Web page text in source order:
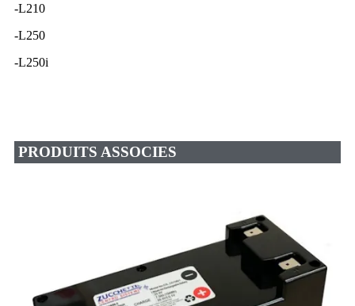
-L210
-L250
-L250i
PRODUITS ASSOCIES